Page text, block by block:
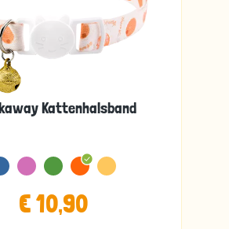
Kattenhalsband
€ 10,90